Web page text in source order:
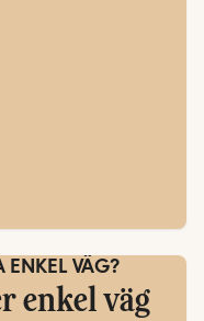
ENKEL VÄG?
enkel väg